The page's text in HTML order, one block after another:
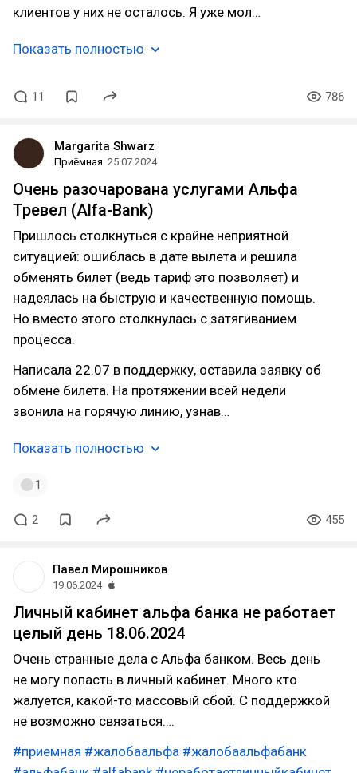
клиентов у них не осталось. Я уже мол…
Показать полностью
11 786
Margarita Shwarz
Приёмная 25.07.2024
Очень разочарована услугами Альфа
Тревел (Alfa-Bank)
Пришлось столкнуться с крайне неприятной
ситуацией: ошиблась в дате вылета и решила
обменять билет (ведь тариф это позволяет) и
надеялась на быструю и качественную помощь.
Но вместо этого столкнулась с затягиванием
процесса.
Написала 22.07 в поддержку, оставила заявку об
обмене билета. На протяжении всей недели
звонила на горячую линию, узнав…
Показать полностью
1
2 455
Павел Мирошников
19.06.2024
Личный кабинет альфа банка не работает
целый день 18.06.2024
Очень странные дела с Альфа банком. Весь день
не могу попасть в личный кабинет. Много кто
жалуется, какой-то массовый сбой. С поддержкой
не возможно связаться….
#приемная #жалобаальфа #жалобаальфабанк